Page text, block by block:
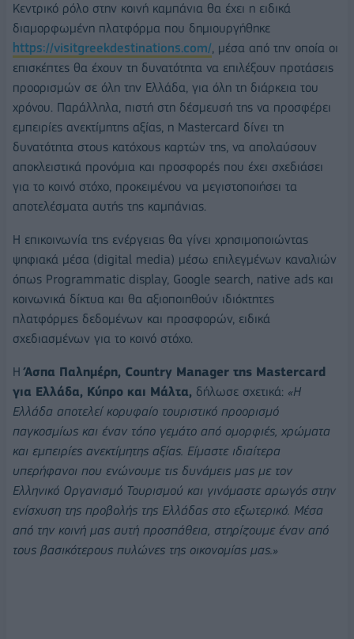
Κεντρικό ρόλο στην κοινή καμπάνια θα έχει η ειδικά
διαμορφωμένη πλατφόρμα που δημιουργήθηκε
https://visitgreekdestinations.com/, μέσα από την οποία οι
επισκέπτες θα έχουν τη δυνατότητα να επιλέξουν προτάσεις
προορισμών σε όλη την Ελλάδα, για όλη τη διάρκεια του
χρόνου. Παράλληλα, πιστή στη δέσμευσή της να προσφέρει
εμπειρίες ανεκτίμητης αξίας, η Mastercard δίνει τη
δυνατότητα στους κατόχους καρτών της, να απολαύσουν
αποκλειστικά προνόμια και προσφορές που έχει σχεδιάσει
για το κοινό στόχο, προκειμένου να μεγιστοποιήσει τα
αποτελέσματα αυτής της καμπάνιας.
Η επικοινωνία της ενέργειας θα γίνει χρησιμοποιώντας
ψηφιακά μέσα (digital media) μέσω επιλεγμένων καναλιών
όπως Programmatic display, Google search, native ads και
κοινωνικά δίκτυα και θα αξιοποιηθούν ιδιόκτητες
πλατφόρμες δεδομένων και προσφορών, ειδικά
σχεδιασμένων για το κοινό στόχο.
ΗΆσπα Παλημέρη, Country Manager της Mastercard
για Ελλάδα, Κύπρο και Μάλτα, δήλωσε σχετικά: «Η
Ελλάδα αποτελεί κορυφαίο τουριστικό προορισμό
παγκοσμίως και έναν τόπο γεμάτο από ομορφιές, χρώματα
και εμπειρίες ανεκτίμητης αξίας. Είμαστε ιδιαίτερα
υπερήφανοι που ενώνουμε τις δυνάμεις μας με τον
Ελληνικό Οργανισμό Τουρισμού και γινόμαστε αρωγός στην
ενίσχυση της προβολής της Ελλάδας στο εξωτερικό. Μέσα
από την κοινή μας αυτή προσπάθεια, στηρίζουμε έναν από
τους βασικότερους πυλώνες της οικονομίας μας.»